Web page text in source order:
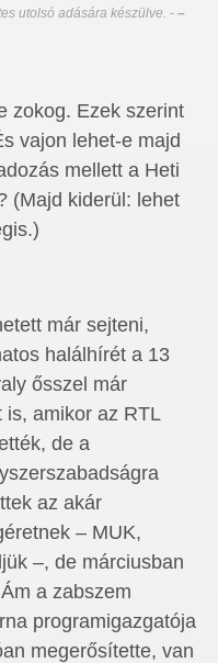
utolsó adására készülve.-–
zokog. Ezek szerint
vajon lehet-e majd
mellett a Heti
(Majd kiderül: lehet
már sejteni,
halálhírét a 13
ősszel már
is, amikor az RTL
de a
az akár
– MUK,
–, de márciusban
a zabszem
programigazgatója
megerősítette, van